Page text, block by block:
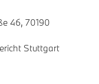
46, 70190
Stuttgart